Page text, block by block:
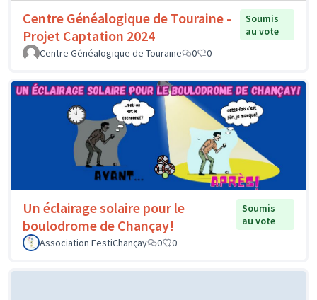
Centre Généalogique de Touraine -
Projet Captation 2024
Soumis
au vote
Centre Généalogique de Touraine
0 0
Un éclairage solaire pour le
boulodrome de Chançay!
Soumis
au vote
Association FestiChançay
0 0